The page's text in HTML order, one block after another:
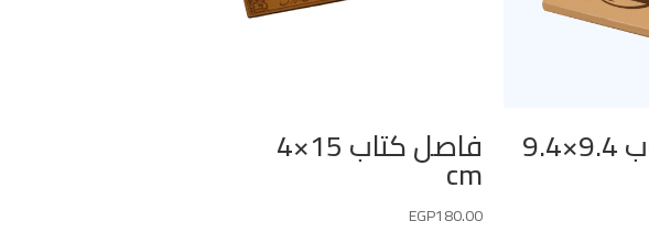
حامل كوب 9.4×9.4 فاصل كتاب 15×4
cm
EGP180.00